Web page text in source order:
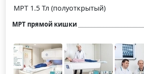
МРТ 1.5 Тл (полуоткрытый)
МРТ прямой кишки